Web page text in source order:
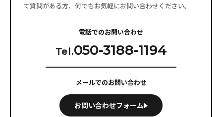
て質問がある方、 何でもお気軽にお問い合わせください。
電話でのお問い合わせ
Tel.050-3188-1194
メールでのお問い合わせ
お問い合わせフォーム